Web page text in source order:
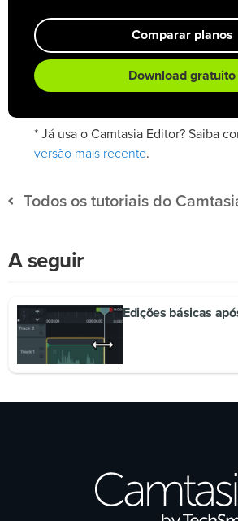
Comparar planos
Download gratuito
* Já usa o Camtasia Editor? Saiba
versão mais recente.
Todos os tutoriais do
A seguir
Edições básicas